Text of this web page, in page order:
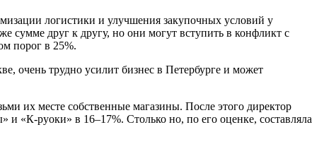
логистики и улучшения закупочных условий у
сумме друг к другу, но они могут вступить в конфликт с
порог в 25%.
очень трудно усилит бизнес в Петербурге и может
их месте собственные магазины. После этого директор
руоки» в 16–17%. Столько но, по его оценке, составляла